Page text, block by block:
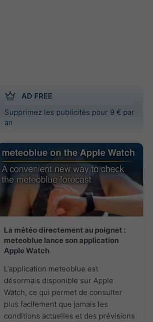
AD FREE
Supprimez les publicités pour 9 € par
an
La météo directement au poignet :
meteoblue lance son application
Apple Watch
L'application meteoblue est
désormais disponible sur Apple
Watch, ce qui permet de consulter
plus facilement que jamais les
conditions actuelles et des prévisions